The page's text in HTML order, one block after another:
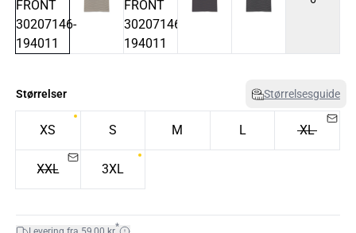
Størrelser Størrelsesguide
XS S M L XL
XXL 3XL
*